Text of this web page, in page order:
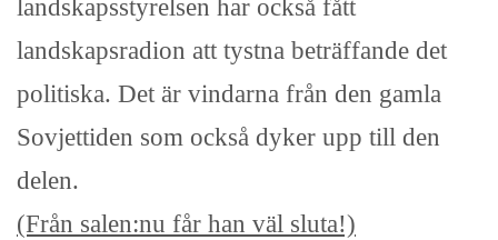
landskapsstyrelsen har också fått
landskapsradion att tystna beträffande det
politiska. Det är vindarna från den gamla
Sovjettiden som också dyker upp till den
delen.
(Från salen:nu får han väl sluta!)